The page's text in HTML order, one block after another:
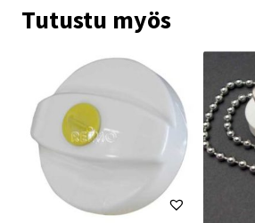
Tutustu myös